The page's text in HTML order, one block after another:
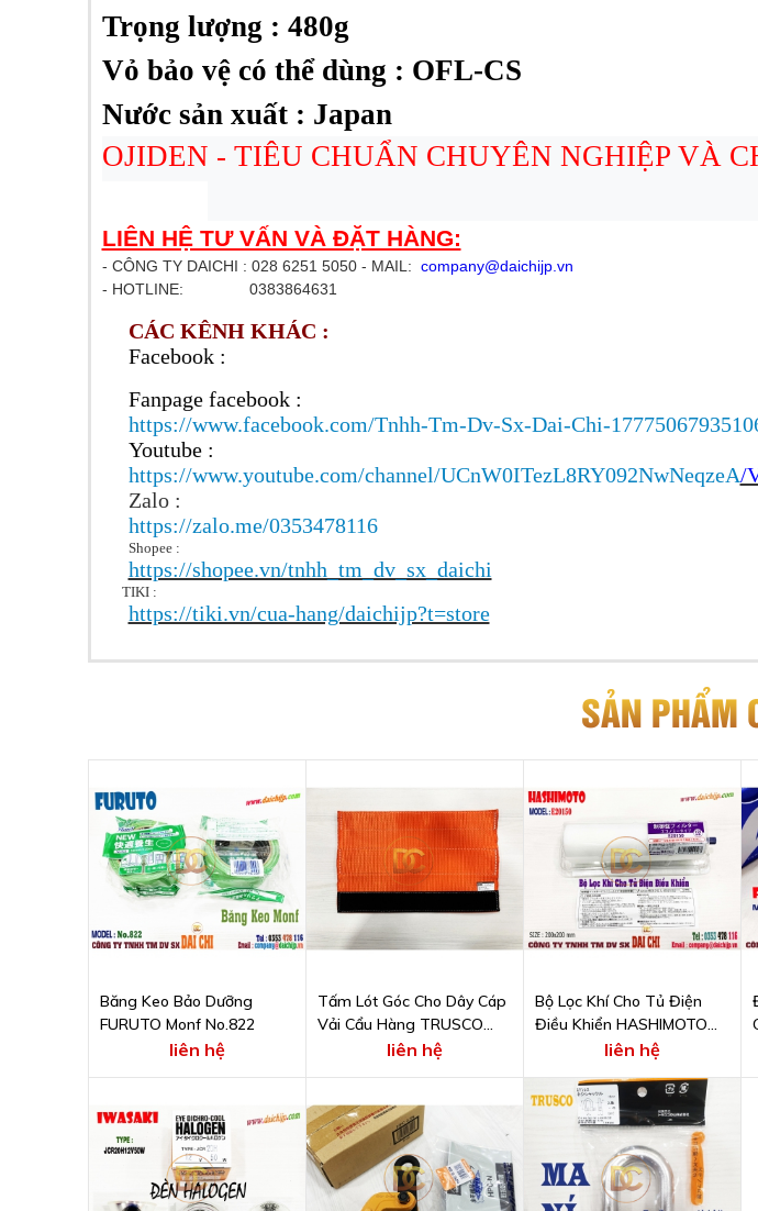
Trọng lượng : 480g
Vỏ bảo vệ có thể dùng : OFL-CS
Nước sản xuất : Japan
OJIDEN - TIÊU CHUẨN CHUYÊN NGHIỆP VÀ
LIÊN HỆ TƯ VẤN VÀ ĐẶT HÀNG:
- CÔNG TY DAICHI : 028 6251 5050 - MAIL: company@daichijp.vn
- HOTLINE: 0383864631
CÁC KÊNH KHÁC :
Facebook :
Fanpage facebook :
https://www.facebook.com/Tnhh-Tm-Dv-Sx-Dai-Chi-
Youtube :
https://www.youtube.com/channel/UCnW0ITezL8RY092NwNeqzeA/
Zalo :
https://zalo.me/0353478116
Shopee :
https://shopee.vn/tnhh_tm_dv_sx_daichi
TIKI :
https://tiki.vn/cua-hang/daichijp?t=store
SẢN PHẨM
Băng Keo Bảo Dưỡng
FURUTO Monf No.822
liên hệ
Tấm Lót Góc Cho Dây Cáp
Vải Cẩu Hàng TRUSCO
liên hệ
Bộ Lọc Khí Cho Tủ Điện
Điều Khiển HASHIMOTO
liên hệ